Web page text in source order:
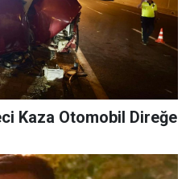
Kaza Otomobil Direğe